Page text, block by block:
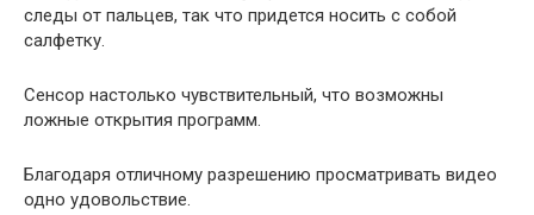
следы от пальцев, так что придется носить с собой
салфетку.
Сенсор настолько чувствительный, что возможны
ложные открытия программ.
Благодаря отличному разрешению просматривать видео
одно удовольствие.